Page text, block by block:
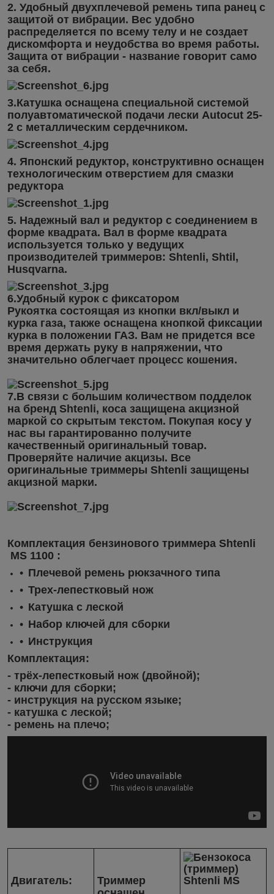
2. Удобный двухплечевой ремень типа ранец с
защитой от вибрации. Вес удобно
распределяется по всему телу и не создает
дискомфорта и неудобства во время работы.
Защита от вибрации - название говорит само
за себя.
3.Катушка оснащена специальной системой
полуавтоматической подачи лески Autocut 25-
2 с металлическим сердечником.
4. Японский редуктор, конструктивно оснащен
технологическим отверстием для смазки
редуктора
5. Надежный вал и редуктор с соединением в
форме квадрата. Вал в форме квадрата
используется только у ведущих
производителей триммеров: Shtenli, Shtil,
Husqvarna.
6.Удобный курок с фиксатором
Рукоятка состоящая из кнопки вкл/выкл и
курка газа, также оснащена кнопкой фиксации
курка в положении ГАЗ. Вам не придется все
время держать руку в напряжении, что
значительно облегчает процесс кошения.
7.В связи с большим количеством подделок
на бренд Shtenli, коса защищена акцизной
маркой со скрытым текстом. Покупая косу у
нас вы гарантированно получите
качественный оригинальный товар.
Проверяйте наличие акцизы. Все
оригинальные триммеры Shtenli защищены
акцизной марки.
Комплектация бензинового триммера Shtenli
MS 1100 :
Плечевой ремень рюкзачного типа
Трех-лепестковый нож
Катушка с леской
Набор ключей для сборки
Инструкция
Комплектация:
- трёх-лепестковый нож (двойной);
- ключи для сборки;
- инструкция на русском языке;
- катушка с леской;
- ремень на плечо;
Двигатель:
Триммер